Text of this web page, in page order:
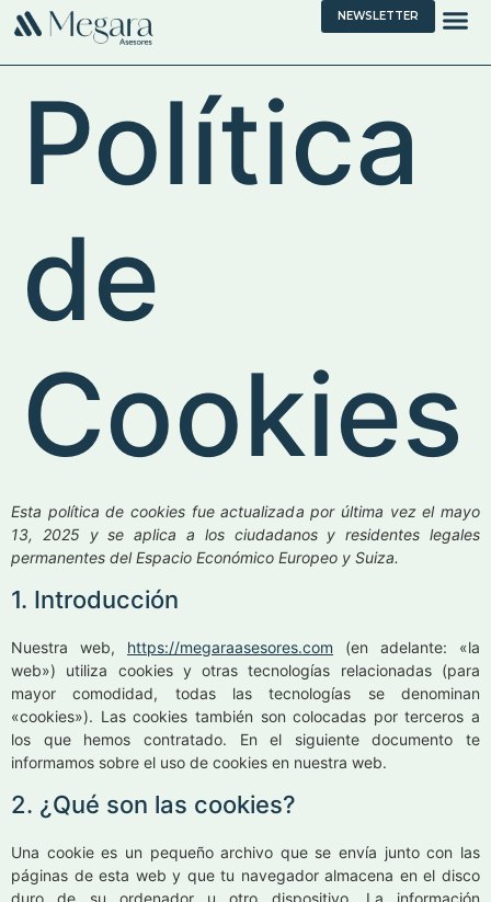
NEWSLETTER
Política
de
Cookies
Esta política de cookies fue actualizada por última vez el mayo
13, 2025 y se aplica a los ciudadanos y residentes legales
permanentes del Espacio Económico Europeo y Suiza.
1. Introducción
Nuestra web, https://megaraasesores.com (en adelante: «la
web») utiliza cookies y otras tecnologías relacionadas (para
mayor comodidad, todas las tecnologías se denominan
«cookies»). Las cookies también son colocadas por terceros a
los que hemos contratado. En el siguiente documento te
informamos sobre el uso de cookies en nuestra web.
2. ¿Qué son las cookies?
Una cookie es un pequeño archivo que se envía junto con las
páginas de esta web y que tu navegador almacena en el disco
duro de su ordenador u otro dispositivo. La información